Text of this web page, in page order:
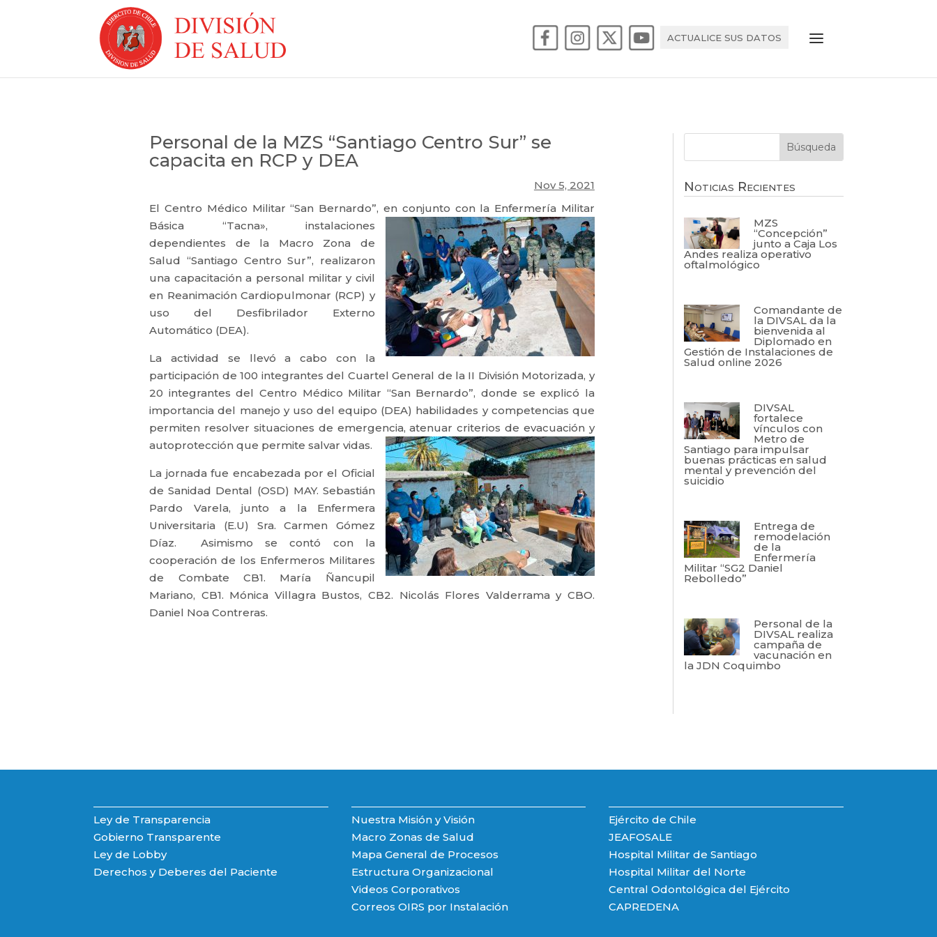
ACTUALICE SUS DATOS
Personal de la MZS “Santiago Centro Sur” se
capacita en RCP y DEA
Nov 5, 2021
El Centro Médico Militar “San Bernardo”, en conjunto con la Enfermería Militar
Básica “Tacna», instalaciones
dependientes de la Macro Zona de
Salud “Santiago Centro Sur”, realizaron
una capacitación a personal militar y civil
en Reanimación Cardiopulmonar (RCP) y
uso del Desfibrilador Externo
Automático (DEA).
La actividad se llevó a cabo con la
participación de 100 integrantes del Cuartel General de la II División Motorizada, y
20 integrantes del Centro Médico Militar “San Bernardo”, donde se explicó la
importancia del manejo y uso del equipo (DEA) habilidades y competencias que
permiten resolver situaciones de emergencia,atenuar criterios de evacuación y
autoprotección que permite salvar vidas.
La jornada fue encabezada por el Oficial
de Sanidad Dental (OSD) MAY. Sebastián
Pardo Varela, junto a la Enfermera
Universitaria (E.U) Sra. Carmen Gómez
Díaz. Asimismo se contó con la
cooperación de los Enfermeros Militares
de Combate CB1. María Ñancupil
Mariano, CB1. Mónica Villagra Bustos, CB2. Nicolás Flores Valderrama y CBO.
Daniel Noa Contreras.
Noticias Recientes
MZS
“Concepción”
junto a Caja Los
Andes realiza operativo
oftalmológico
Comandante de
la DIVSAL da la
bienvenida al
Diplomado en
Gestión de Instalaciones de
Salud online 2026
DIVSAL
fortalece
vínculos con
Metro de
Santiago para impulsar
buenas prácticas en salud
mental y prevención del
suicidio
Entrega de
remodelación
de la
Enfermería
Militar “SG2 Daniel
Rebolledo”
Personal de la
DIVSAL realiza
campaña de
vacunación en
la JDN Coquimbo
Ley de Transparencia
Gobierno Transparente
Ley de Lobby
Derechos y Deberes del Paciente
Nuestra Misión y Visión
Macro Zonas de Salud
Mapa General de Procesos
Estructura Organizacional
Videos Corporativos
Correos OIRS por Instalación
Ejército de Chile
JEAFOSALE
Hospital Militar de Santiago
Hospital Militar del Norte
Central Odontológica del Ejército
CAPREDENA